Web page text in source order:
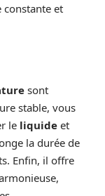
constante et
sont
stable, vous
le liquide et
la durée de
Enfin, il offre